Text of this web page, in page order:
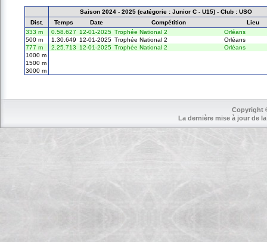
Saison 2024 - 2025 (catégorie : Junior C - U15) - Club : USO
Dist.
Temps Date Compétition
Lieu
333 m
0.58.627 12-01-2025 Trophée National 2
Orléans
500 m
1.30.649 12-01-2025 Trophée National 2
Orléans
777 m
2.25.713 12-01-2025 Trophée National 2
Orléans
1000 m
1500 m
3000 m
Copyright
La dernière mise à jour de